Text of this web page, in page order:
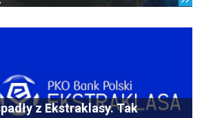
z Ekstraklasy. Tak